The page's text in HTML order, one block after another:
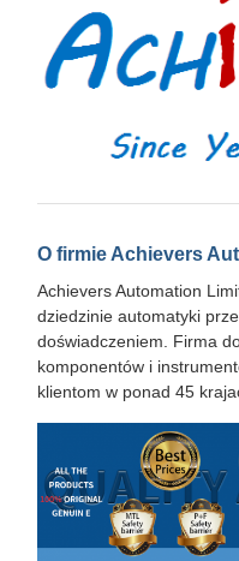
O firmie Achievers
Achievers Automation
dziedzinie automatyki
doświadczeniem. Firma
komponentów i
klientom w ponad 45